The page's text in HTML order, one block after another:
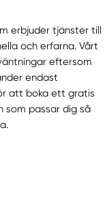
erbjuder tjänster till
och erfarna. Vårt
eftersom
endast
att boka ett gratis
som passar dig så